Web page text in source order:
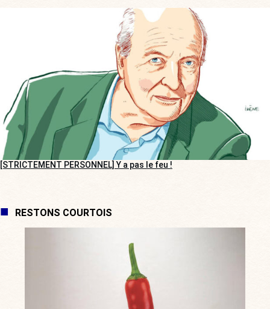
[STRICTEMENT PERSONNEL] Y a pas le feu !
RESTONS COURTOIS